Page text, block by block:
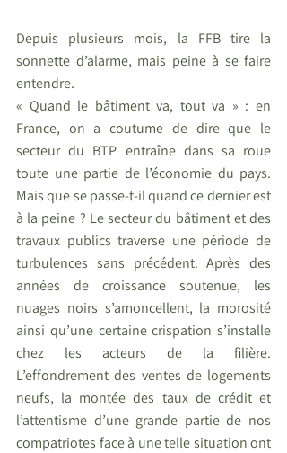
Depuis plusieurs mois, la FFB tire la
sonnette d’alarme, mais peine à se faire
entendre.
« Quand le bâtiment va, tout va » : en
France, on a coutume de dire que le
secteur du BTP entraîne dans sa roue
toute une partie de l’économie du pays.
Mais que se passe-t-il quand ce dernier est
à la peine ? Le secteur du bâtiment et des
travaux publics traverse une période de
turbulences sans précédent. Après des
années de croissance soutenue, les
nuages noirs s’amoncellent, la morosité
ainsi qu’une certaine crispation s’installe
chez les acteurs de la filière.
L’effondrement des ventes de logements
neufs, la montée des taux de crédit et
l’attentisme d’une grande partie de nos
compatriotes face à une telle situation ont